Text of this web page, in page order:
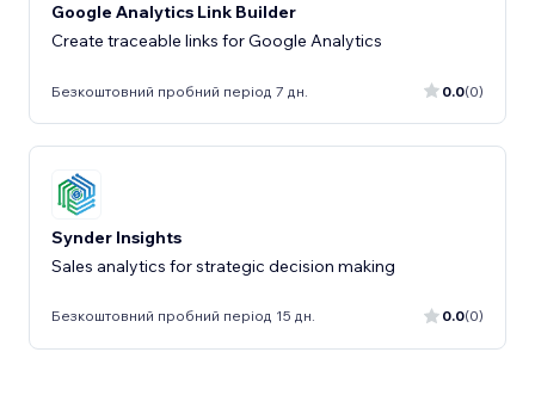
Google Analytics Link Builder
Create traceable links for Google Analytics
Безкоштовний пробний період 7 дн. 0.0(0)
Synder Insights
Sales analytics for strategic decision making
Безкоштовний пробний період 15 дн. 0.0(0)